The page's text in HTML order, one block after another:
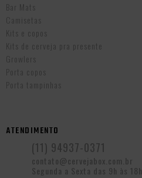
Bar Mats
Camisetas
Kits e copos
Kits de cerveja pra presente
Growlers
Porta copos
Porta tampinhas
ATENDIMENTO
(11) 94937-0371
contato@cervejabox.com.br
Segunda a Sexta das 9h às 18h